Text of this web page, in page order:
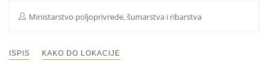
Ministarstvo poljoprivrede, šumarstva i ribarstva
ISPIS KAKO DO LOKACIJE